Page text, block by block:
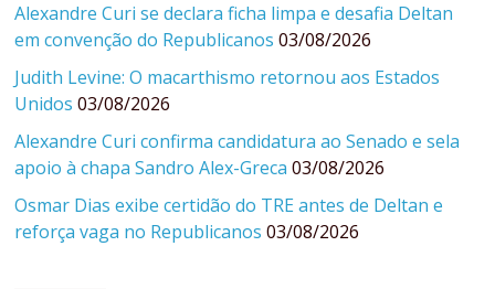
Alexandre Curi se declara ficha limpa e desafia Deltan
em convenção do Republicanos 03/08/2026
Judith Levine: O macarthismo retornou aos Estados
Unidos 03/08/2026
Alexandre Curi confirma candidatura ao Senado e sela
apoio à chapa Sandro Alex-Greca 03/08/2026
Osmar Dias exibe certidão do TRE antes de Deltan e
reforça vaga no Republicanos 03/08/2026